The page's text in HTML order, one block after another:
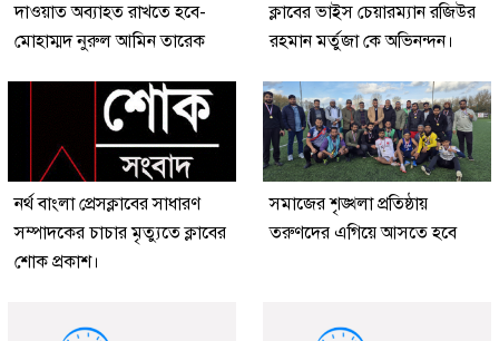
দাওয়াত অব্যাহত রাখতে হবে-
মোহাম্মদ নুরুল আমিন তারেক
ক্লাবের ভাইস চেয়ারম্যান রজিউর
রহমান মর্তুজা কে অভিনন্দন।
নর্থ বাংলা প্রেসক্লাবের সাধারণ
সম্পাদকের চাচার মৃত্যুতে ক্লাবের
শোক প্রকাশ।
সমাজের শৃঙ্খলা প্রতিষ্ঠায়
তরুণদের এগিয়ে আসতে হবে